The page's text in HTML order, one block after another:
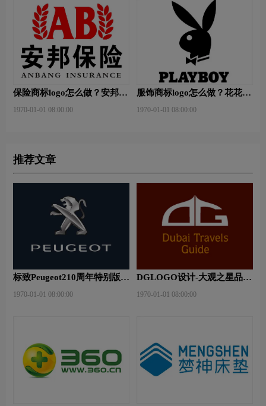
保险商标logo怎么做？安邦保
1970-01-01 08:00:00
服饰商标logo怎么做？花花公
1970-01-01 08:00:00
推荐文章
标致Peugeot210周年特别版新
1970-01-01 08:00:00
DGLOGO设计-大观之星品牌
1970-01-01 08:00:00